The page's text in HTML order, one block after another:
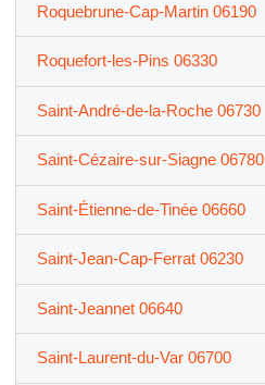
Roquebrune-Cap-Martin 06190
Roquefort-les-Pins 06330
Saint-André-de-la-Roche 06730
Saint-Cézaire-sur-Siagne 06780
Saint-Étienne-de-Tinée 06660
Saint-Jean-Cap-Ferrat 06230
Saint-Jeannet 06640
Saint-Laurent-du-Var 06700